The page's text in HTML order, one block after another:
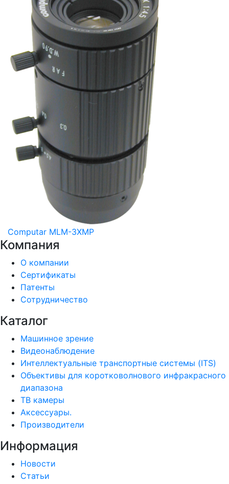
Computar MLM-3XMP
Компания
О компании
Сертификаты
Патенты
Сотрудничество
Каталог
Машинное зрение
Видеонаблюдение
Интеллектуальные транспортные системы (ITS)
Объективы для коротковолнового инфракрасного
диапазона
ТВ камеры
Аксессуары.
Производители
Информация
Новости
Статьи